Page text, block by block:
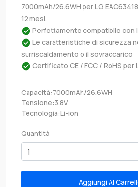
7000mAh/26.6WH per LG
12 mesi.
Perfettamente compatibile con
Le caratteristiche di sicurezza
surriscaldamento o il sovraccarico
Certificato CE / FCC / RoHS per
Capacità:7000mAh/26.6WH
Tensione:3.8V
Tecnologia:Li-ion
Quantità
Aggiungi Al